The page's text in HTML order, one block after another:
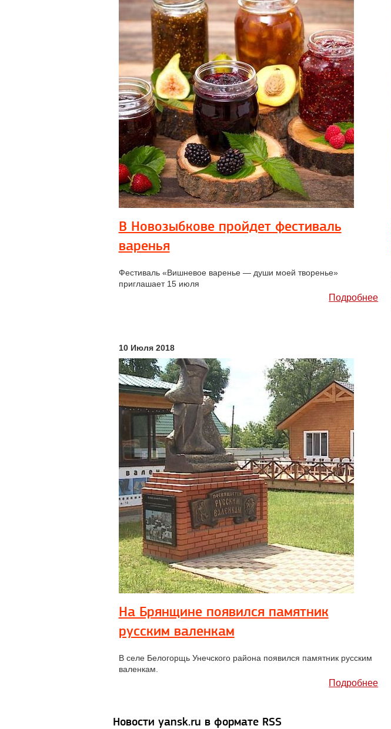
В Новозыбкове пройдет фестиваль
варенья
Фестиваль «Вишневое варенье — души моей творенье»
приглашает 15 июля
Подробнее
10 Июля 2018
На Брянщине появился памятник
русским валенкам
В селе Белогорщь Унечского района появился памятник русским
валенкам.
Подробнее
Новости yansk.ru в формате RSS